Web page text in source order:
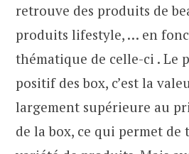
retrouve des produits de
produits lifestyle, … en
thématique de celle-ci . Le
positif des box, c’est la
largement supérieure au
de la box, ce qui permet de